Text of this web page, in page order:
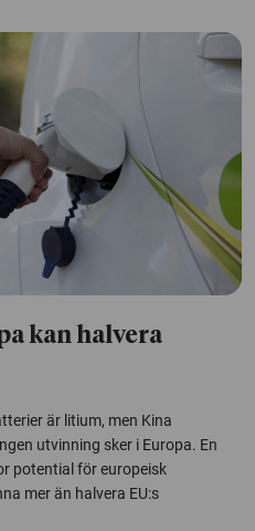
kan halvera
är litium, men Kina
utvinning sker i Europa. En
potential för europeisk
mer än halvera EU:s